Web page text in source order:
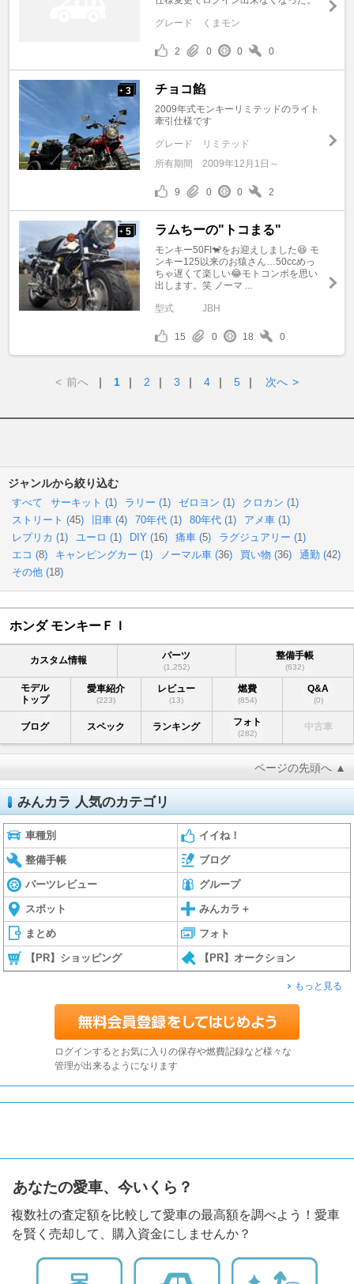
グレード くまモン
2 0 0 0
+ 3 チョコ餡
2009年式モンキーリミテッドのライト
牽引仕様です
グレード
リミテッド
所有期間
2009年12月1日～
9 0 0 2
+ 5 ラムちーの"トコまる"
モンキー50FI🐒をお迎えしました😆 モ
ンキー125以来のお猿さん…50ccめっ
ちゃ遅くて楽しい😂モトコンポを思い
出します。笑 ノーマ ...
型式 JBH
15 0 18 0
< 前へ ｜ 1 ｜ 2 ｜ 3 ｜ 4 ｜ 5 ｜ 次へ >
ジャンルから絞り込む
すべて サーキット (1 ) ラリー (1 ) ゼロヨン (1 ) クロカン (1 )
ストリート (45) 旧車 (4) 70年代 (1 ) 80年代 (1 ) アメ車 (1 )
レプリカ (1 ) ユーロ (1 ) DIY (16) 痛車 (5) ラグジュアリー (1 )
エコ (8) キャンピングカー (1 ) ノーマル車 (36) 買い物 (36) 通勤 (42)
その他 (18)
ホンダ モンキーＦＩ
カスタム情報 パーツ
(1,252)
整備手帳
(632)
モデル
トップ
愛車紹介
(223)
レビュー
(13)
燃費
(854)
Q&A
(0)
ブログ スペック ランキング フォト
(282)
中古車
ページの先頭へ ▲
みんカラ 人気のカテゴリ
車種別 イイね！
整備手帳 ブログ
パーツレビュー グループ
スポット みんカラ＋
まとめ フォト
【PR】ショッピング 【PR】オークション
もっと見る
ログインするとお気に入りの保存や燃費記録など様々な
管理が出来るようになります
あなたの愛車、今いくら？
複数社の査定額を比較して愛車の最高額を調べよう！愛車
を賢く売却して、購入資金にしませんか？